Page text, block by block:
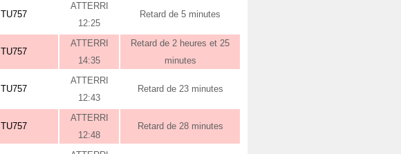
TU757
ATTERRI
12:25
Retard de 5 minutes
TU757
ATTERRI
14:35
Retard de 2 heures et 25
minutes
TU757
ATTERRI
12:43
Retard de 23 minutes
TU757
ATTERRI
12:48
Retard de 28 minutes